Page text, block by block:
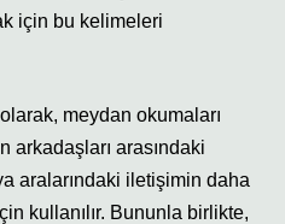
için bu kelimeleri
meydan okumaları
arkadaşları arasındaki
aralarındaki iletişimin daha
kullanılır. Bununla birlikte,